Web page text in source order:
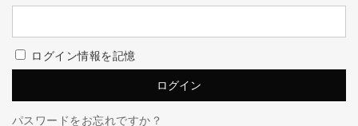
ログイン情報を記憶
パスワードをお忘れですか？